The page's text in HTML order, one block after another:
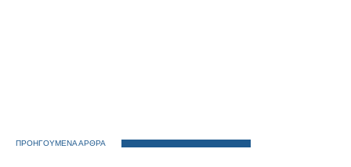
ΠΡΟΗΓΟΥΜΕΝΑ ΑΡΘΡΑ